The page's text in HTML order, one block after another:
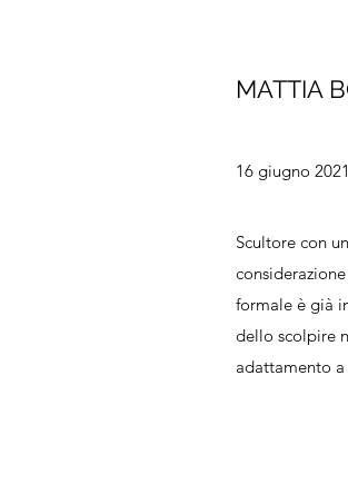
MATTIA
16 giugno 2021
Scultore con
formale è già
dello scolpire
adattamento